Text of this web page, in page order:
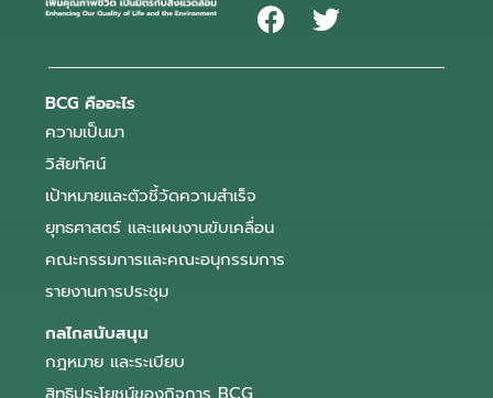
BCG คืออะไร
ความเป็นมา
วิสัยทัศน์
เป้าหมายและตัวชี้วัดความสำเร็จ
ยุทธศาสตร์ และแผนงานขับเคลื่อน
คณะกรรมการและคณะอนุกรรมการ
รายงานการประชุม
กลไกสนับสนุน
กฎหมาย และระเบียบ